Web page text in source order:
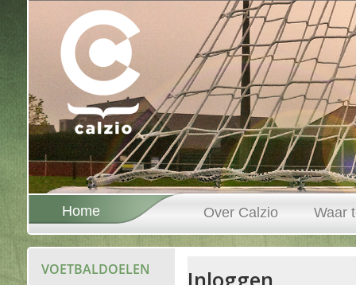
Home Over Calzio Waar
VOETBALDOELEN